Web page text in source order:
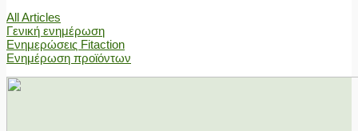
All Articles
Γενική ενημέρωση
Ενημερώσεις Fitaction
Ενημέρωση προϊόντων